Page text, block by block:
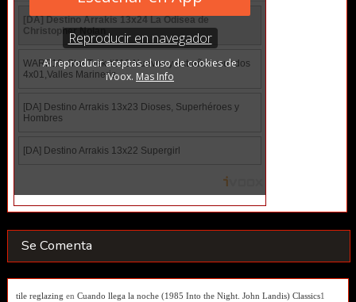
Se Comenta
tile reglazing en Cuando llega la noche (1985 Into the Night. John Landis) Classics1